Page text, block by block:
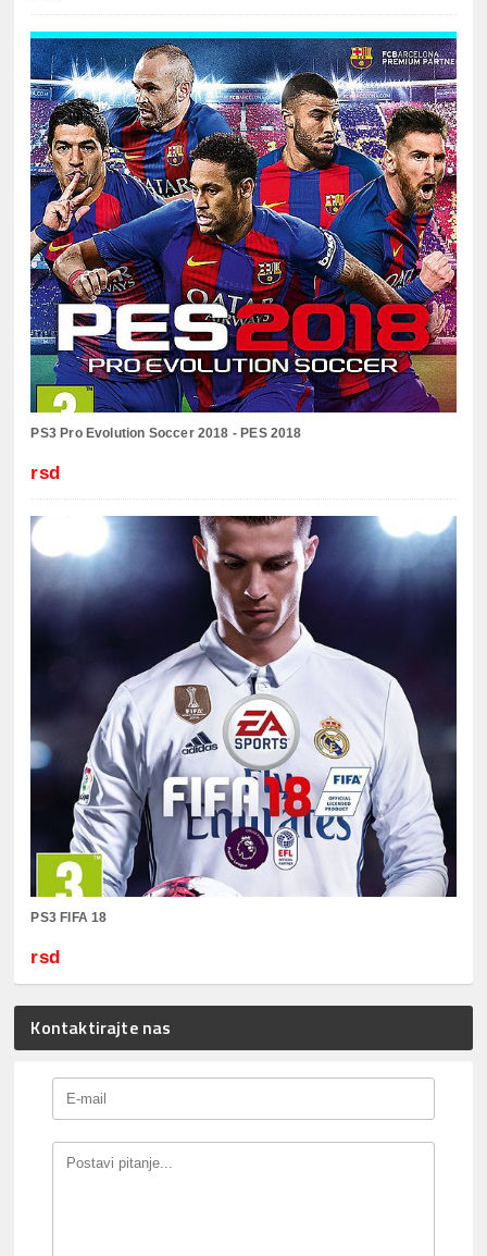
PS3 Pro Evolution Soccer 2018 - PES 2018
rsd
PS3 FIFA 18
rsd
Kontaktirajte nas